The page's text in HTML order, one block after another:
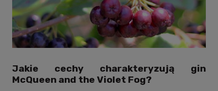
Jakie cechy charakteryzują gin
McQueen and the Violet Fog?